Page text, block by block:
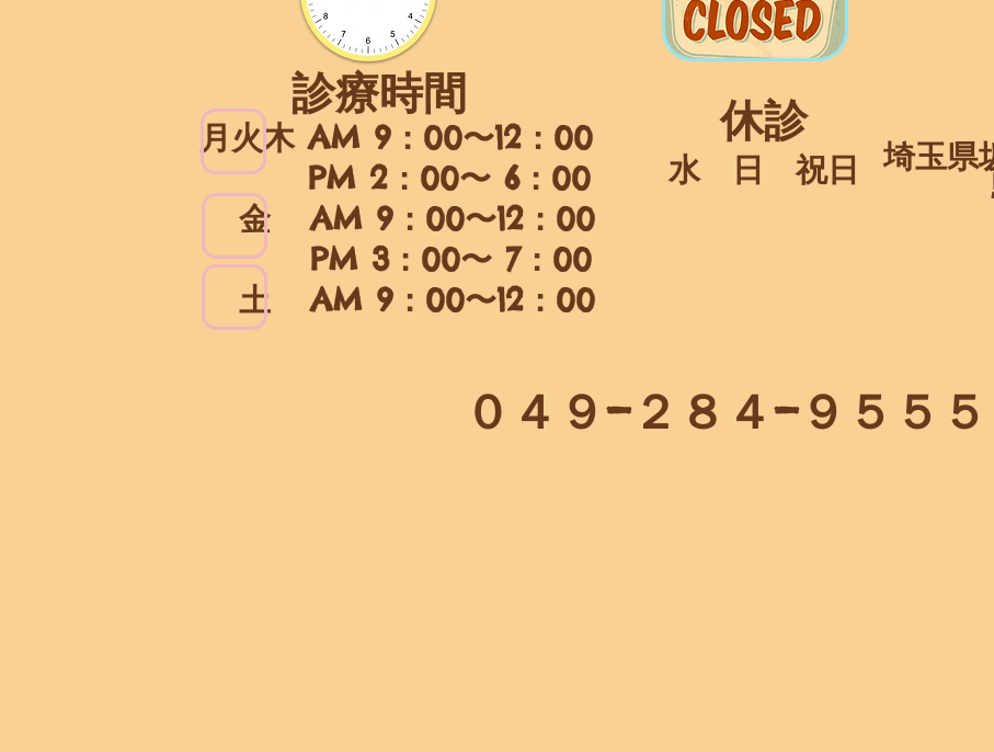
休診
水 日 祝日 埼玉県
​０４９−２８４−９５５５
診療時間
月火木 AM 9：00〜12：00
PM 2：00〜 6：00
金AM 9：00〜12：00
PM 3：00〜 7：00
土 AM 9：00〜12：00